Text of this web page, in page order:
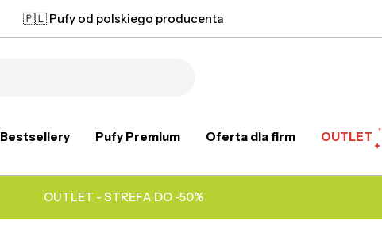
🇵🇱 Pufy od polskiego producenta
Bestsellery Pufy Premium Oferta dla firm OUTLET
OUTLET - STREFA DO -50%